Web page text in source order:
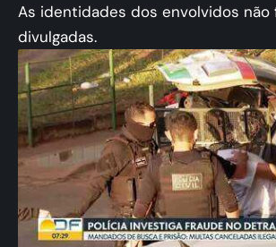
As identidades dos envolvidos não
divulgadas.